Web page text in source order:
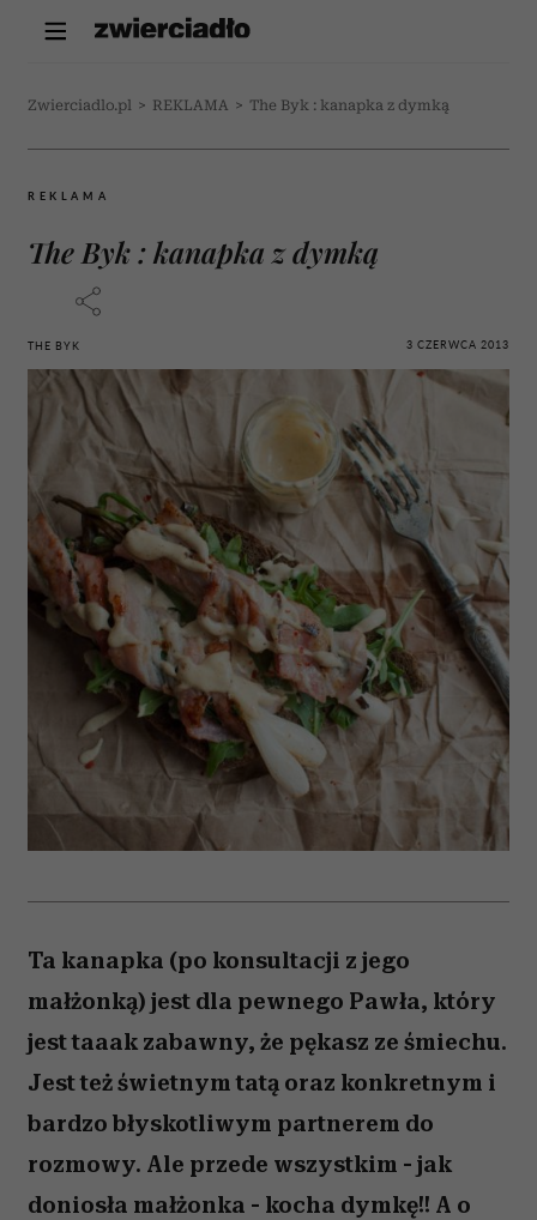
Zwierciadlo.pl > REKLAMA > The Byk : kanapka z dymką
REKLAMA
The Byk : kanapka z dymką
THE BYK 3 CZERWCA 2013
Ta kanapka (po konsultacji z jego
małżonką) jest dla pewnego Pawła, który
jest taaak zabawny, że pękasz ze śmiechu.
Jest też świetnym tatą oraz konkretnym i
bardzo błyskotliwym partnerem do
rozmowy. Ale przede wszystkim - jak
doniosła małżonka - kocha dymkę!! A o